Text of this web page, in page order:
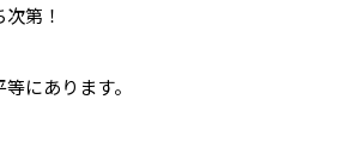
第！
にあります。